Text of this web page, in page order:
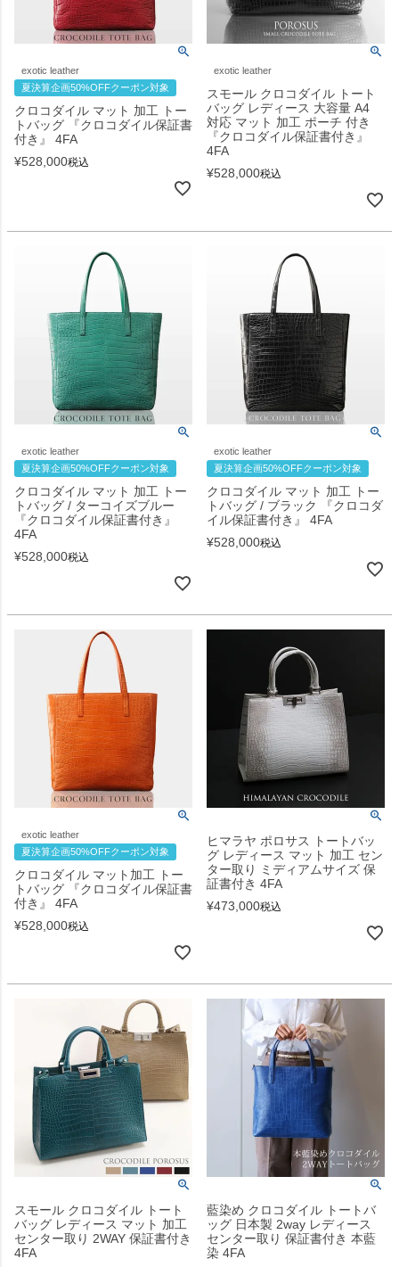
exotic leather
夏決算企画50%OFFクーポン対象
クロコダイル マット 加工 トー
トバッグ 『クロコダイル保証書
付き』 4FA
¥528,000税込
exotic leather
スモール クロコダイル トート
バッグ レディース 大容量 A4
対応 マット 加工 ポーチ 付き
『クロコダイル保証書付き』
4FA
¥528,000税込
exotic leather
夏決算企画50%OFFクーポン対象
クロコダイル マット 加工 トー
トバッグ / ターコイズブルー
『クロコダイル保証書付き』
4FA
¥528,000税込
exotic leather
夏決算企画50%OFFクーポン対象
クロコダイル マット 加工 トー
トバッグ / ブラック 『クロコダ
イル保証書付き』 4FA
¥528,000税込
exotic leather
夏決算企画50%OFFクーポン対象
クロコダイル マット加工 トー
トバッグ 『クロコダイル保証書
付き』 4FA
¥528,000税込
ヒマラヤ ポロサス トートバッ
グ レディース マット 加工 セン
ター取り ミディアムサイズ 保
証書付き 4FA
¥473,000税込
スモール クロコダイル トート
バッグ レディース マット 加工
センター取り 2WAY 保証書付き
4FA
藍染め クロコダイル トートバ
ッグ 日本製 2way レディース
センター取り 保証書付き 本藍
染 4FA